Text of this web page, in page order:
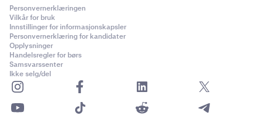
Personvernerklæringen
Vilkår for bruk
Innstillinger for informasjonskapsler
Personvernerklæring for kandidater
Opplysninger
Handelsregler for børs
Samsvarssenter
Ikke selg/del